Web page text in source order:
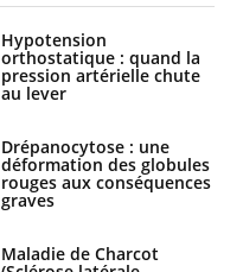
Hypotension
orthostatique : quand la
pression artérielle chute
au lever
Drépanocytose : une
déformation des globules
rouges aux conséquences
graves
Maladie de Charcot